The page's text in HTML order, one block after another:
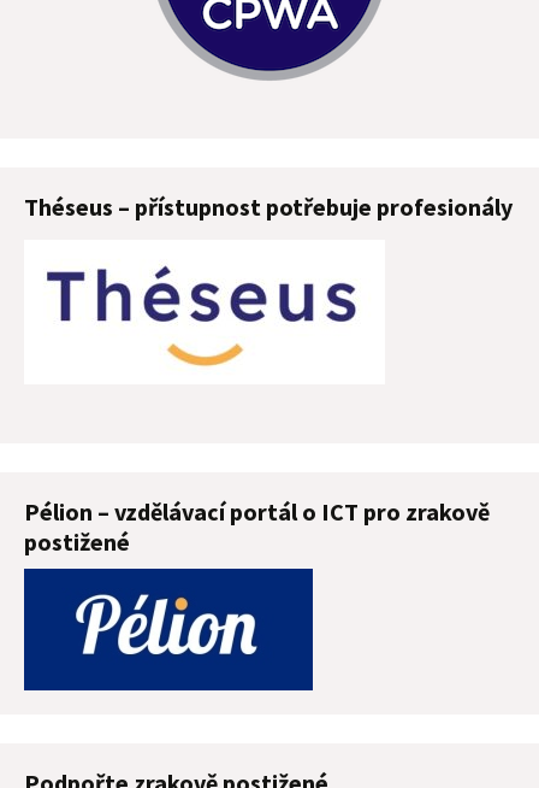
Théseus – přístupnost potřebuje profesionály
Pélion – vzdělávací portál o ICT pro zrakově
postižené